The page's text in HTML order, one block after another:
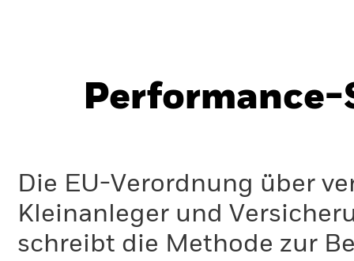
Performance-
Die EU-Verordnung über
Kleinanleger und
schreibt die Methode zur